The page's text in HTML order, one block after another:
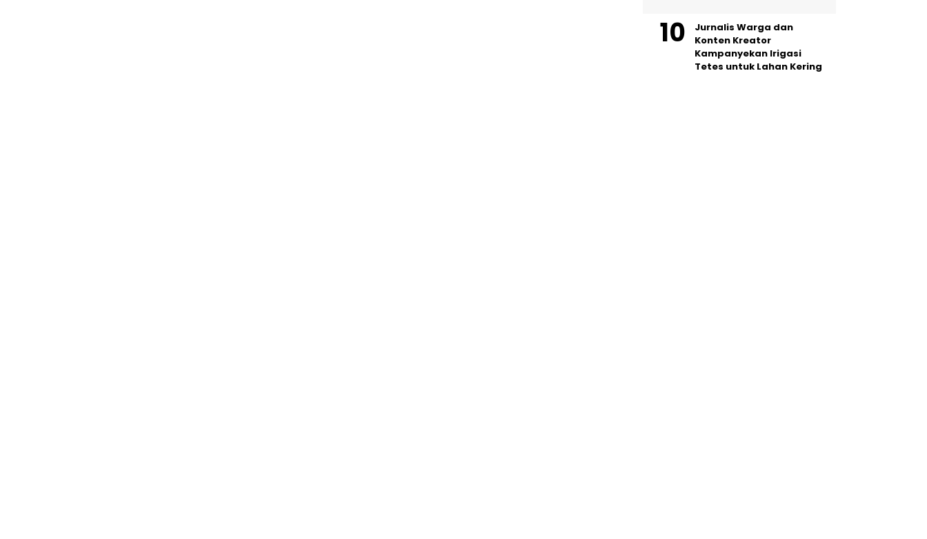
Jurnalis Warga dan
Konten Kreator
Kampanyekan Irigasi
Tetes untuk Lahan Kering